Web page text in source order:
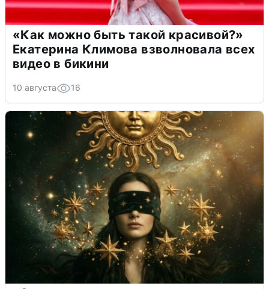
«Как можно быть такой красивой?»
Екатерина Климова взволновала всех
видео в бикини
10 августа 16